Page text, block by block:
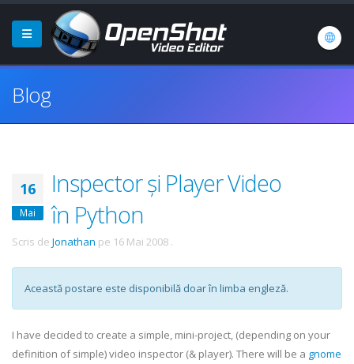
Blog
16
Mai
Inspector și Player Video
în Python
Scris de Jonathan pe 16 Mai 2008 .
Această postare este disponibilă doar în limba engleză.
I have decided to create a simple, mini-project, (depending on your
definition of simple) video inspector (& player). There will be a gnome